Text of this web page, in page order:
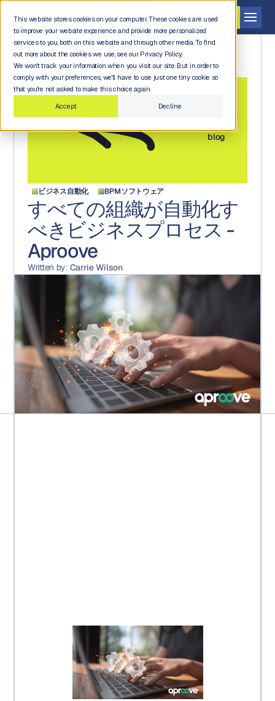
This website stores cookies on your computer. These cookies are used
to improve your website experience and provide more personalized
services to you, both on this website and through other media. To find
out more about the cookies we use, see our Privacy Policy.
We won't track your information when you visit our site. But in order to
comply with your preferences, we'll have to use just one tiny cookie so
that you're not asked to make this choice again.
Accept
Decline
デモを依頼する
blog
ビジネス自動化 BPMソフトウェア
すべての組織が自動化す
べきビジネスプロセス -
Aproove
Written by: Carrie Wilson